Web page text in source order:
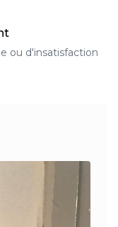
ou d'insatisfaction